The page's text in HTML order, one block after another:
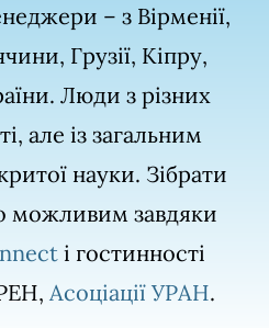
– з Вірменії,
Грузії, Кіпру,
Люди з різних
але із загальним
науки. Зібрати
можливим завдяки
і гостинності
Асоціації УРАН.